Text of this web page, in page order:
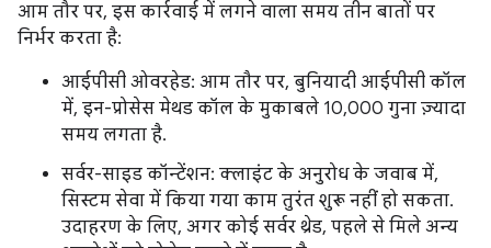
आम तौर पर, इस कार्रवाई में लगने वाला समय तीन बातों पर
निर्भर करता है:
आईपीसी ओवरहेड: आम तौर पर, बुनियादी आईपीसी कॉल
में, इन-प्रोसेस मेथड कॉल के मुकाबले 10,000 गुना ज़्यादा
समय लगता है.
सर्वर-साइड कॉन्टेंशन: क्लाइंट के अनुरोध के जवाब में,
सिस्टम सेवा में किया गया काम तुरंत शुरू नहीं हो सकता.
उदाहरण के लिए, अगर कोई सर्वर थ्रेड, पहले से मिले अन्य